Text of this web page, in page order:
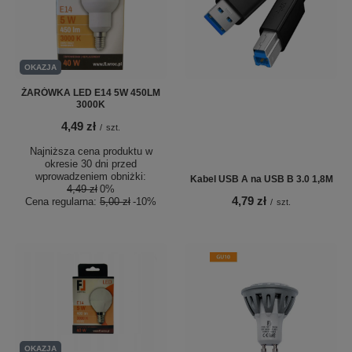
OKAZJA
ŻARÓWKA LED E14 5W 450LM
3000K
4,49 zł / szt.
Najniższa cena produktu w
okresie 30 dni przed
wprowadzeniem obniżki:
4,49 zł 0%
Cena regularna: 5,00 zł -10%
Kabel USB A na USB B 3.0 1,8M
4,79 zł / szt.
OKAZJA